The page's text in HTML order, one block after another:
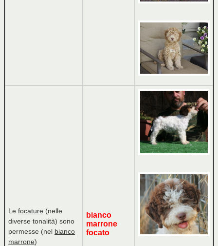
Lefocature (nelle
diverse tonalità) sono
permesse (nel bianco
marrone)
bianco
marrone
focato